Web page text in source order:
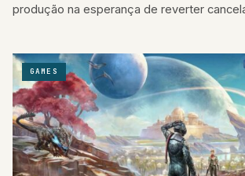
produção na esperança de reverter
GAMES